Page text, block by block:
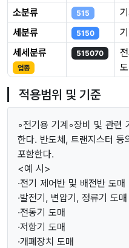
소분류
515
세분류
5150
세세분류
업종
515070
적용범위 및 기준
◦전기용 기계◦장비 및 관련
한다. 반도체, 트랜지스터 등
포함한다.
<예 시>
·전기 제어반 및 배전반 도매
·발전기, 변압기, 정류기 도매
·전동기 도매
·저항기 도매
·개폐장치 도매